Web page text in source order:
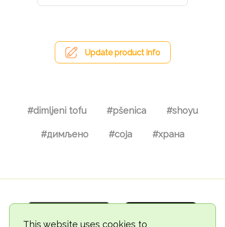
This website uses cookies to
Update product info
#dimljeni tofu #pšenica #shoyu
#димљено #соја #храна